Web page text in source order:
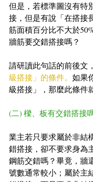
但是，若標準圖沒有特
接，但是有說「在搭接
筋面積百分比不大於
牆筋要交錯搭接嗎？
請研讀此句話的前後文，
級搭接」的條件。 如果
級搭接」，那麼此條件
(二) 樑、板有交錯搭接
業主若只要求屬於非結
錯搭接，卻不要求身為
鋼筋交錯嗎？畢竟，牆
號數通常較小；屬於主